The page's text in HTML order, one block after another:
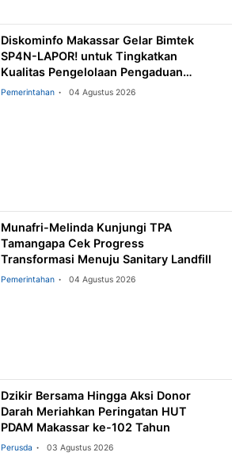
Diskominfo Makassar Gelar Bimtek
SP4N-LAPOR! untuk Tingkatkan
Kualitas Pengelolaan Pengaduan
Masyarakat
Pemerintahan 04 Agustus 2026
Munafri-Melinda Kunjungi TPA
Tamangapa Cek Progress
Transformasi Menuju Sanitary Landfill
Pemerintahan 04 Agustus 2026
Dzikir Bersama Hingga Aksi Donor
Darah Meriahkan Peringatan HUT
PDAM Makassar ke-102 Tahun
Perusda 03 Agustus 2026